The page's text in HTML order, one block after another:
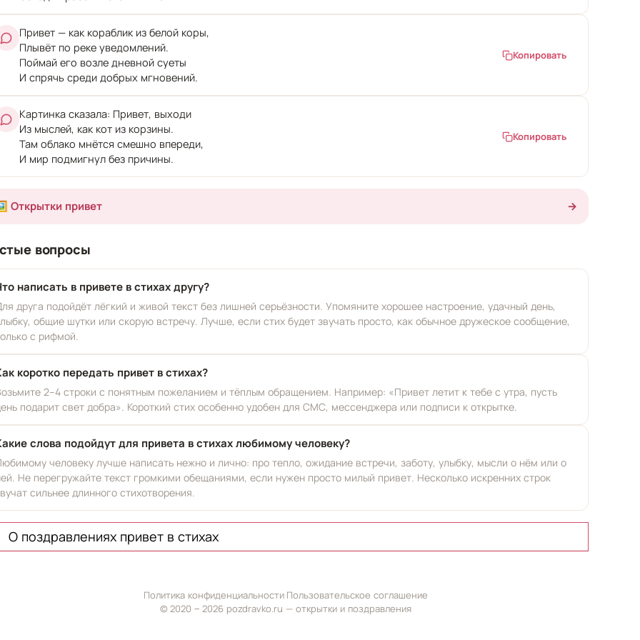
Привет — как кораблик из белой коры,
Плывёт по реке уведомлений.
Поймай его возле дневной суеты
И спрячь среди добрых мгновений.
Копировать
Картинка сказала: Привет, выходи
Из мыслей, как кот из корзины.
Там облако мнётся смешно впереди,
И мир подмигнул без причины.
Копировать
Открытки привет →
вопросы
написать в привете в стихах другу?
друга подойдёт лёгкий и живой текст без лишней серьёзности. Упомяните хорошее настроение, удачный день,
общие шутки или скорую встречу. Лучше, если стих будет звучать просто, как обычное дружеское сообщение,
с рифмой.
коротко передать привет в стихах?
2–4 строки с понятным пожеланием и тёплым обращением. Например: «Привет летит к тебе с утра, пусть
подарит свет добра». Короткий стих особенно удобен для СМС, мессенджера или подписи к открытке.
слова подойдут для привета в стихах любимому человеку?
человеку лучше написать нежно и лично: про тепло, ожидание встречи, заботу, улыбку, мысли о нём или о
Не перегружайте текст громкими обещаниями, если нужен просто милый привет. Несколько искренних строк
сильнее длинного стихотворения.
О поздравлениях привет в стихах
Политика конфиденциальности· Пользовательское соглашение
© 2020 ‒ 2026 pozdravko.ru — открытки и поздравления